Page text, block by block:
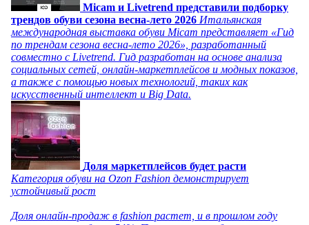
Micam и Livetrend представили подборку
трендов обуви сезона весна-лето 2026 Итальянская
международная выставка обуви Micam представляет «Гид
по трендам сезона весна-лето 2026», разработанный
совместно с Livetrend. Гид разработан на основе анализа
социальных сетей, онлайн-маркетплейсов и модных показов,
а также с помощью новых технологий, таких как
искусственный интеллект и Big Data.
Доля маркетплейсов будет расти
Категория обуви на Ozon Fashion демонстрирует
устойчивый рост
Доля онлайн-продаж в fashion растет, и в прошлом году